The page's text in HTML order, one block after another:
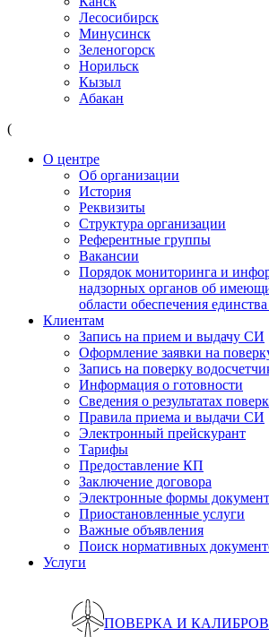
Лесосибирск
Минусинск
Зеленогорск
Норильск
Кызыл
Абакан
(
О центре
Об организации
История
Реквизиты
Структура организации
Референтные группы
Вакансии
Порядок мониторинга и
надзорных органов об
области обеспечения
Клиентам
Запись на прием и выдачу СИ
Оформление заявки на
Запись на поверку
Информация о готовности
Сведения о результатах
Правила приема и выдачи СИ
Электронный прейскурант
Тарифы
Предоставление КП
Заключение договора
Электронные формы
Приостановленные услуги
Важные объявления
Поиск нормативных
Услуги
ПОВЕРКА И